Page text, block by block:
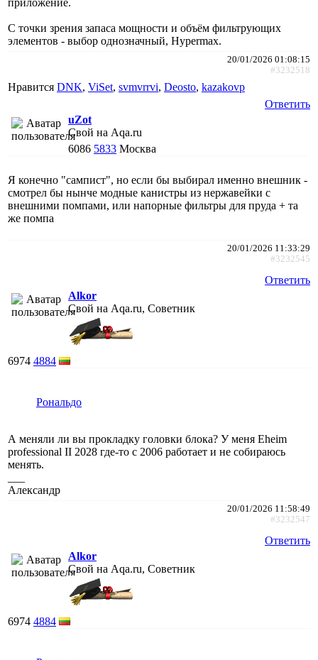
С точки зрения запаса мощности и объём фильтрующих
элементов - выбор однозначный, Hypermax.
20/01/2026 01:08:15
#3232518
Нравится DNK, ViSet, svmvrrvi, Deosto, kazakovp
Ответить
uZot
Свой на Aqa.ru
6086 5833 Москва
Я конечно "сампист", но если бы выбирал именно внешник -
смотрел бы нынче модные канистры из нержавейки с
внешними помпами, или напорные фильтры для пруда + та
же помпа
20/01/2026 11:33:29
#3232545
Ответить
Alkor
Свой на Aqa.ru, Советник
6974 4884
Рональдо
А меняли ли вы прокладку головки блока? У меня Eheim
professional II 2028 где-то с 2006 работает и не собираюсь
менять.
Александр
20/01/2026 11:58:49
#3232547
Ответить
Alkor
Свой на Aqa.ru, Советник
6974 4884